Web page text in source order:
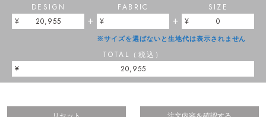
DESIGN
20,955
+
FABRIC
※サイズを選ばないと生地代は表示されません
+
SIZE
0
TOTAL（税込）
20,955